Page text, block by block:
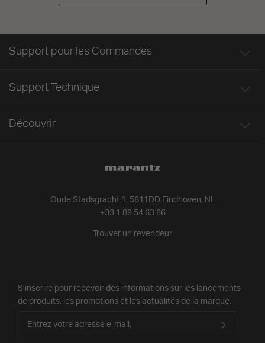
Oude Stadsgracht 1, 5611DD Eindhoven, NL
+33 1 89 54 63 66
Trouver un revendeur
Support pour les Commandes
Support Technique
Découvrir
S’inscrire pour recevoir des informations sur les lancements
de produits, les promotions et les actualités de la marque.